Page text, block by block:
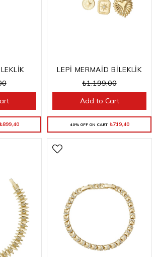
₺899,40
LEPİ MERMAİD BİLEKLİK
₺1.199,00
40% OFF ON CART ₺719,40
Add to Cart